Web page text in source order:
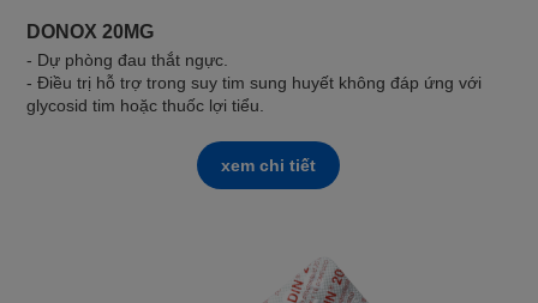
DONOX 20MG
- Dự phòng đau thắt ngực.
- Điều trị hỗ trợ trong suy tim sung huyết không đáp ứng với
glycosid tim hoặc thuốc lợi tiểu.
xem chi tiết